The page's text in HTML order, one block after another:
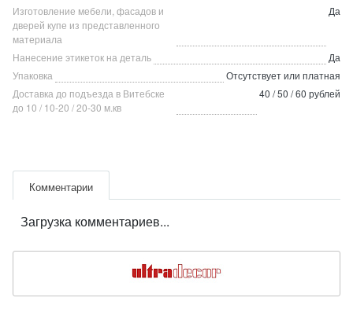
Изготовление мебели, фасадов и
дверей купе из представленного
материала
Да
Нанесение этикеток на деталь
Да
Упаковка
Отсутствует или платная
Доставка до подъезда в Витебске
до 10 / 10-20 / 20-30 м.кв
40 / 50 / 60 рублей
Комментарии
Загрузка комментариев...